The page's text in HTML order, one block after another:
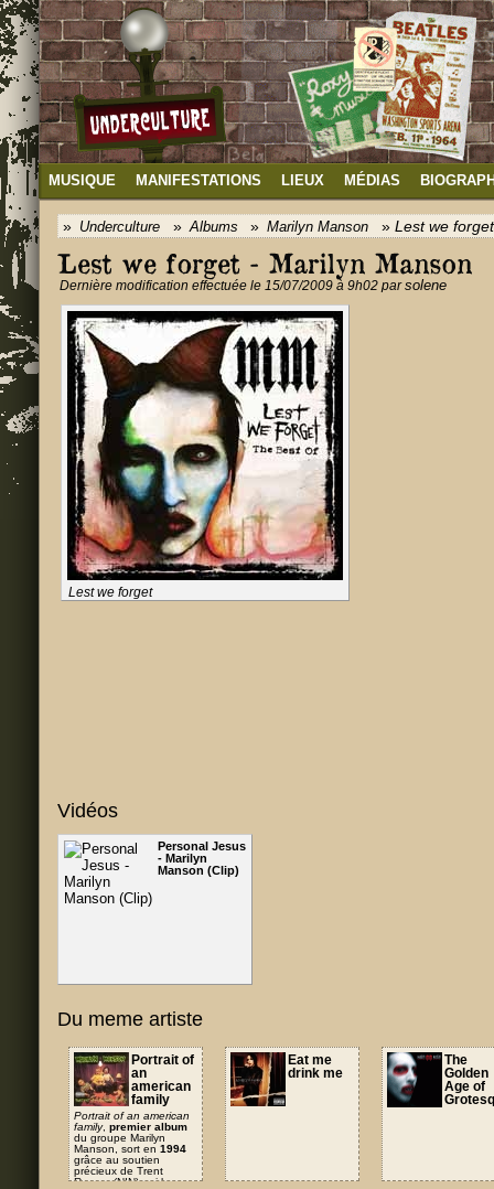
MUSIQUE MANIFESTATIONS LIEUX MÉDIAS
Underculture Albums Marilyn Manson Lest we forget
Lest we forget - Marilyn Manson
Dernière modification effectuée le 15/07/2009 à 9h02 parsolene
Lest we forget
Vidéos
Personal Jesus
- Marilyn
Manson (Clip)
Du meme artiste
Portrait of
an
american
family
Portrait of an american
family, premier album
du groupe Marilyn
Manson, sort en 1994
grâce au soutien
précieux de Trent
Reznor (NIN) qui le
Eat me
drink me
The
Golden
Age of